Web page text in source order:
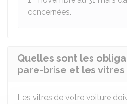
concernées.
Quelles sont les
pare-brise et les
Les vitres de votre voiture